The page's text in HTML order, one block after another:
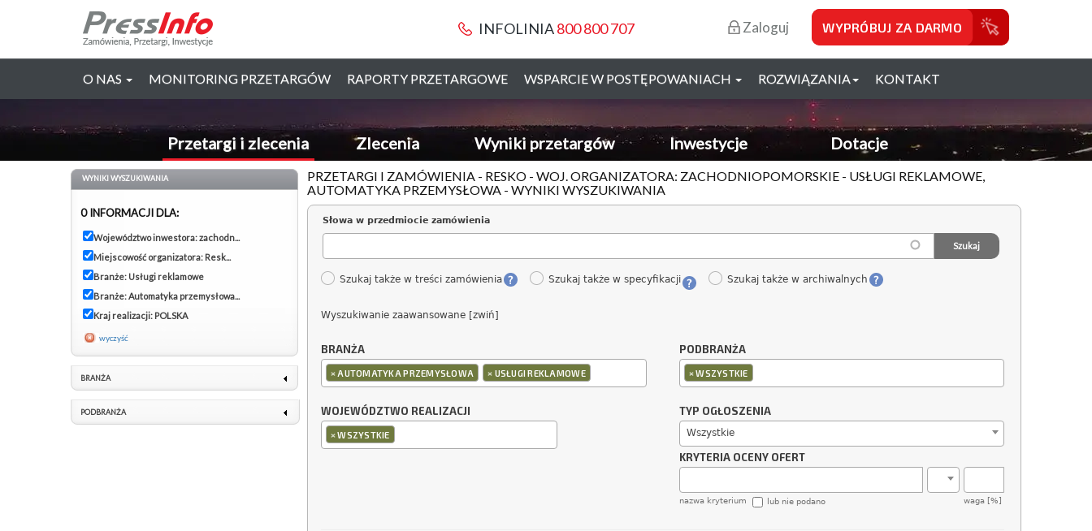
INFOLINIA800 800 707 Zaloguj WYPRÓBUJ ZA DARMO
O NAS MONITORING PRZETARGÓW RAPORTY PRZETARGOWE WSPARCIE W POSTĘPOWANIACH ROZWIĄZANIA KONTAKT
Przetargi i zlecenia Zlecenia Wyniki przetargów Inwestycje Dotacje
PRZETARGI I ZAMÓWIENIA - RESKO - WOJ. ORGANIZATORA: ZACHODNIOPOMORSKIE - USŁUGI REKLAMOWE,
AUTOMATYKA PRZEMYSŁOWA - WYNIKI WYSZUKIWANIA
Słowa w przedmiocie zamówienia
Szukaj także w treści zamówienia Szukaj także w specyfikacji Szukaj także w archiwalnych
Wyszukiwanie zaawansowane [zwiń]
BRANŻA
× AUTOMATYKA PRZEMYSŁOWA × USŁUGI REKLAMOWE
PODBRANŻA
×WSZYSTKIE
WOJEWÓDZTWO REALIZACJI
×WSZYSTKIE
TYP OGŁOSZENIA
Wszystkie
KRYTERIA OCENY OFERT
nazwa kryterium waga [%]
lub nie podano
WYNIKI WYSZUKIWANIA
0 INFORMACJI DLA:
Województwo inwestora: zachodn...
Miejscowość organizatora: Resk...
Branże: Usługi reklamowe
Branże: Automatyka przemysłowa...
Kraj realizacji: POLSKA
wyczyść
BRANŻA
PODBRANŻA